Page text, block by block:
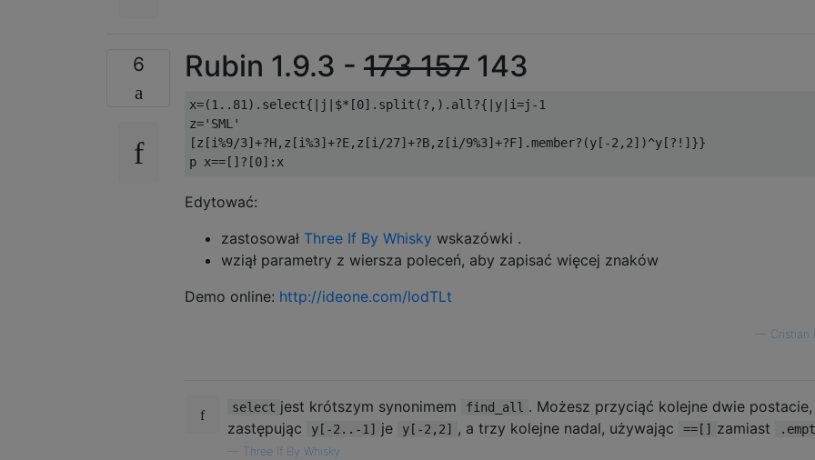
6 Rubin 1.9.3 - 173 157 143
x=(1. . 81 ). select{| j $*[0]. split (?,). all ?{| y i=j -1
z='SML'
[z [i%9/3]+?H, z [i%3]+?E, z [i /27]+?B, z [i /9%3]+?F].member?(y [-2 , 2])^y [?!]}}
p x==[]?[0]: x
Edytować:
zastosował Three If By Whisky wskazówki .
wziął parametry z wiersza poleceń, aby zapisać więcej znaków
Demo online: http://ideone.com/lodTLt
Cristian
select jest krótszym synonimem find_all . Możesz przyciąć kolejne dwie postacie,
zastępując
y[-2..-1] je y[-2,2] , a trzy kolejne nadal, używając ==[] zamiast
Three If By Whisky